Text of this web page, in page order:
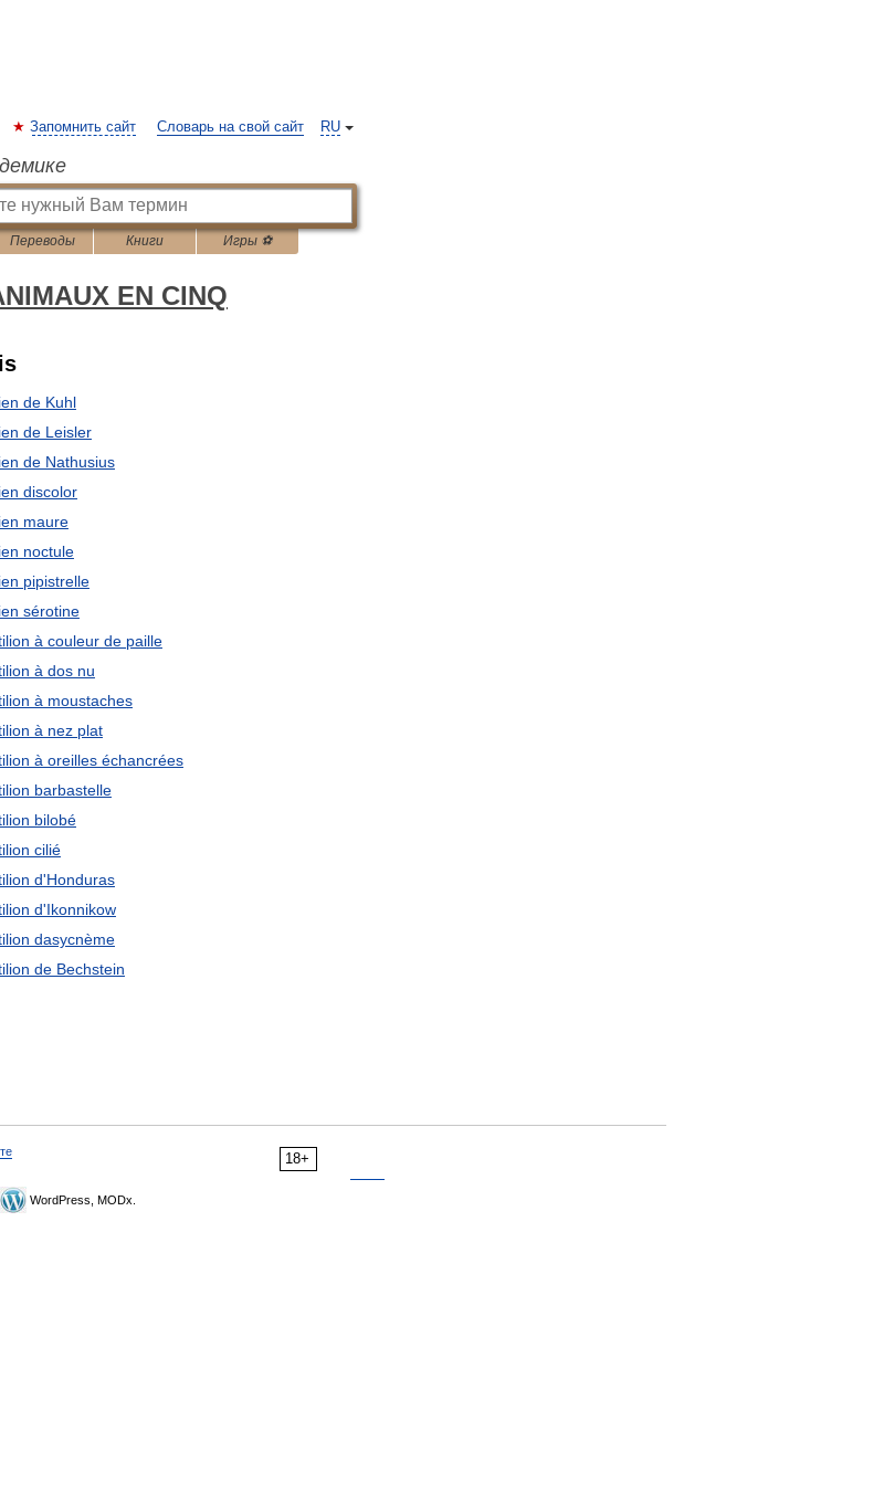
RU
Запомнить сайт Словарь на свой сайт
Переводы Книги Игры ⚽
EN CINQ
de Kuhl
de Leisler
de Nathusius
discolor
maure
noctule
pipistrelle
sérotine
à couleur de paille
à dos nu
à moustaches
à nez plat
à oreilles échancrées
barbastelle
bilobé
cilié
d'Honduras
d'Ikonnikow
dasycnème
de Bechstein
18+
WordPress, MODx.